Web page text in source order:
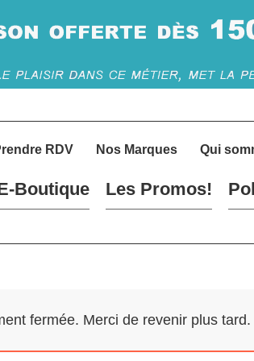
RDV Nos Marques Qui
Boutique Les Promos!
fermée. Merci de revenir plus tard.